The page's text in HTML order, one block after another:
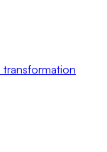
transformation